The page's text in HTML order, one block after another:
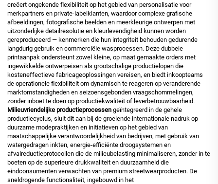
creëert ongekende flexibiliteit op het gebied van personalisatie voor
merkpartners en private-labelklanten, waardoor complexe grafische
afbeeldingen, fotografische beelden en meerkleurige ontwerpen met
uitzonderlijke detailresolutie en kleurlevendigheid kunnen worden
gereproduceerd — kenmerken die hun integriteit behouden gedurende
langdurig gebruik en commerciële wasprocessen. Deze dubbele
printaanpak ondersteunt zowel kleine, op maat gemaakte orders met
ingewikkelde ontwerpeisen als grootschalige productielopen die
kosteneffectieve fabricageoplossingen vereisen, en biedt inkoopteams
de operationele flexibiliteit om dynamisch te reageren op veranderende
marktomstandigheden en seizoensgebonden vraagschommelingen,
zonder inboet te doen op productiekwaliteit of leverbetrouwbaarheid.
Milieuvriendelijke productieprocessen geïntegreerd in de gehele
productiecyclus, sluit dit aan bij de groeiende internationale nadruk op
duurzame modepraktijken en initiatieven op het gebied van
maatschappelijke verantwoordelijkheid van bedrijven, met gebruik van
watergedragen inkten, energie-efficiënte droogsystemen en
afvalreductieprotocollen die de milieubelasting minimaliseren, zonder in te
boeten op de superieure drukkwaliteit en duurzaamheid die
eindconsumenten verwachten van premium streetwearproducten. De
sneldrogende functionaliteit, ingebouwd in het